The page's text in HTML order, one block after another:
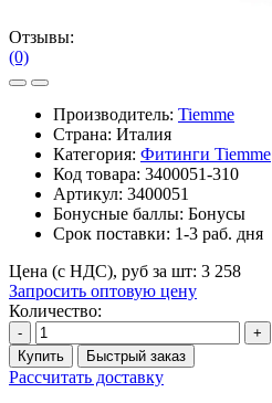
Отзывы:
(0)
Производитель: Tiemme
Страна: Италия
Категория: Фитинги Tiemme
Код товара: 3400051-310
Артикул: 3400051
Бонусные баллы: Бонусы
Срок поставки: 1-3 раб. дня
Цена (с НДС), руб за шт: 3 258
Запросить оптовую цену
Количество:
-
+
Купить
Быстрый заказ
Рассчитать доставку